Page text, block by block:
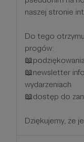
naszej stronie
Do tego
progów:
📖newsletter
wydarzeniach
📖dostęp do
Dziękujemy, że